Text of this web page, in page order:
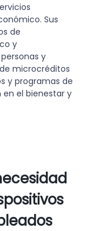
Sus
de
y
y
microcréditos
y programas de
el bienestar y